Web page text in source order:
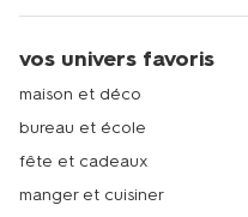
vos univers favoris
maison et déco
bureau et école
fête et cadeaux
manger et cuisiner